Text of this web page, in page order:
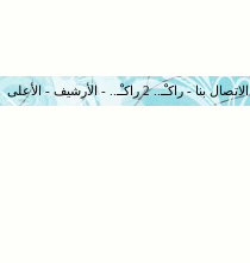
الاتصال بنا-راكـْـ.. 2 راكـْـ.. -الأرشيف-الأعلى